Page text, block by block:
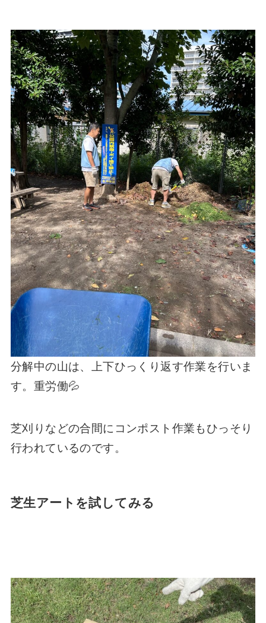
分解中の山は、上下ひっくり返す作業を行いま
す。重労働💦
芝刈りなどの合間にコンポスト作業もひっそり
行われているのです。
芝生アートを試してみる